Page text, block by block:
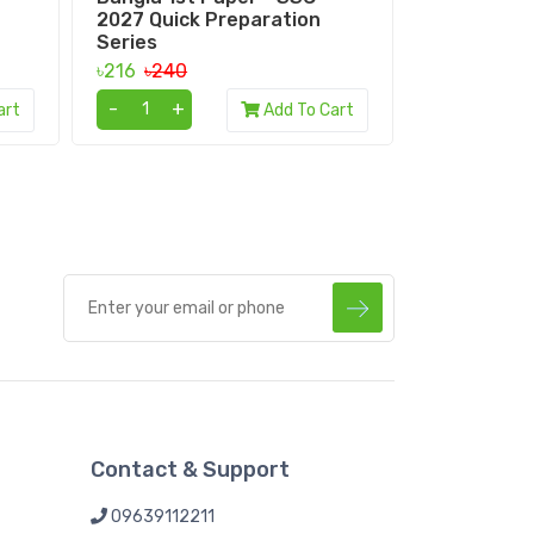
2027 Quick Preparation
Series
৳216 ৳240
-
+ Add To Cart
Contact & Support
09639112211